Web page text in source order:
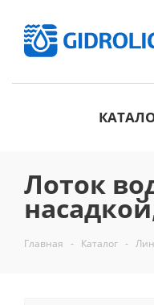
Лоток
Главная - Каталог -